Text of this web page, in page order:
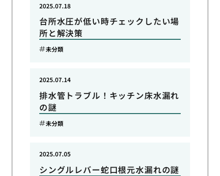
台所水圧が低い時チェックしたい場
所と解決策
2025.07.18
未分類
排水管トラブル！キッチン床水漏れ
の謎
2025.07.14
未分類
シングルレバー蛇口根元水漏れの謎
2025.07.05